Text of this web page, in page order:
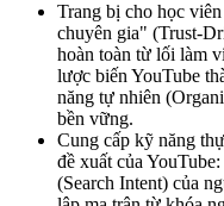
Trang bị cho học
chuyên gia" (Trust-
hoàn toàn từ lối làm
lược biến YouTube
năng tự nhiên
bền vững.
Cung cấp kỹ năng
đề xuất của
(Search Intent) của